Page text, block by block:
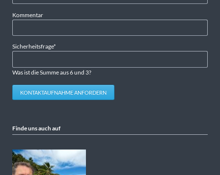
Kommentar
Pflichtfeld
Sicherheitsfrage*
Was ist die Summe aus 6 und 3?
KONTAKTAUFNAHME ANFORDERN
Finde uns auch auf